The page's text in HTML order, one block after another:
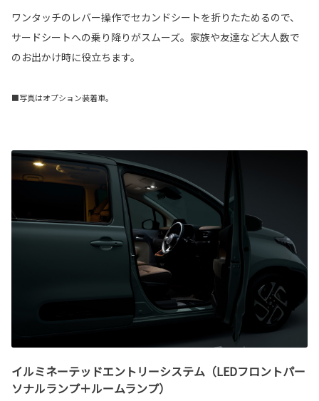
ワンタッチのレバー操作でセカンドシートを折りたためるので、
サードシートへの乗り降りがスムーズ。家族や友達など大人数で
のお出かけ時に役立ちます。
■写真はオプション装着車。
イルミネーテッドエントリーシステム（LEDフロントパー
ソナルランプ＋ルームランプ）